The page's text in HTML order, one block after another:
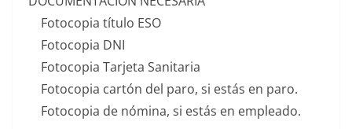
Fotocopia título ESO
Fotocopia DNI
Fotocopia Tarjeta Sanitaria
Fotocopia cartón del paro, si estás en paro.
Fotocopia de nómina, si estás en empleado.